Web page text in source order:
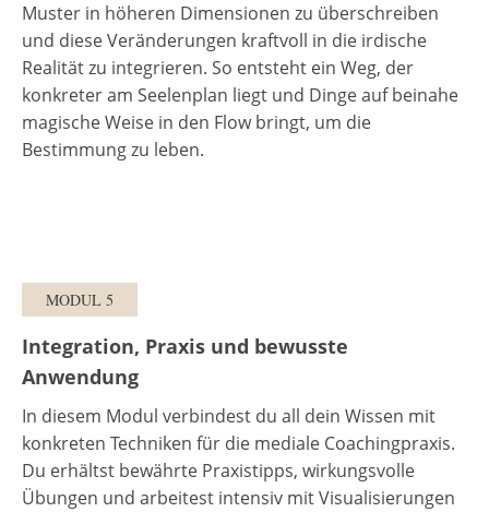
Muster in höheren Dimensionen zu überschreiben
und diese Veränderungen kraftvoll in die irdische
Realität zu integrieren. So entsteht ein Weg, der
konkreter am Seelenplan liegt und Dinge auf beinahe
magische Weise in den Flow bringt, um die
Bestimmung zu leben.
MODUL 5
Integration, Praxis und bewusste
Anwendung
In diesem Modul verbindest du all dein Wissen mit
konkreten Techniken für die mediale Coachingpraxis.
Du erhältst bewährte Praxistipps, wirkungsvolle
Übungen und arbeitest intensiv mit Visualisierungen